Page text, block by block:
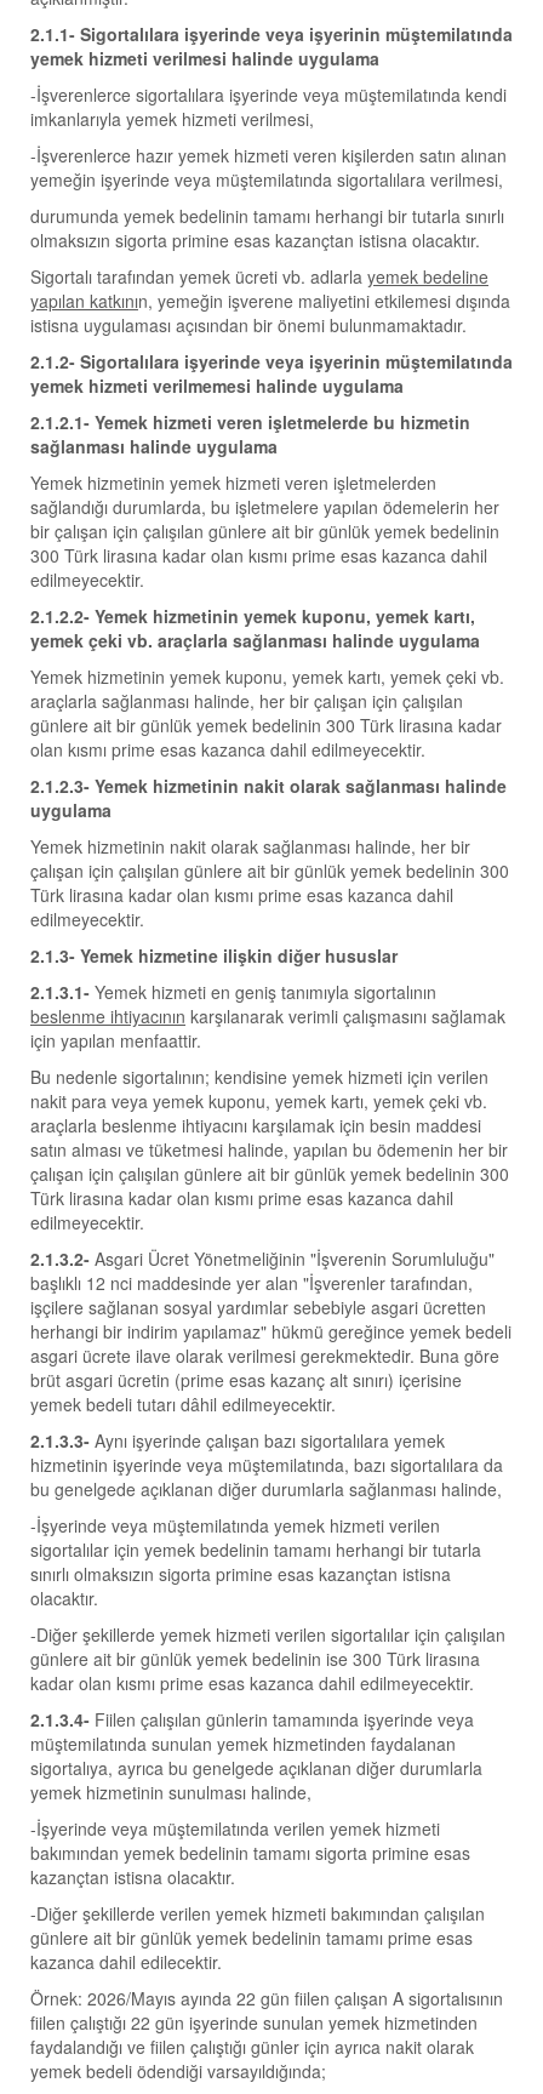
2.1.1- Sigortalılara işyerinde veya işyerinin müştemilatında
yemek hizmeti verilmesi halinde uygulama
-İşverenlerce sigortalılara işyerinde veya müştemilatında kendi
imkanlarıyla yemek hizmeti verilmesi,
-İşverenlerce hazır yemek hizmeti veren kişilerden satın alınan
yemeğin işyerinde veya müştemilatında sigortalılara verilmesi,
durumunda yemek bedelinin tamamı herhangi bir tutarla sınırlı
olmaksızın sigorta primine esas kazançtan istisna olacaktır.
Sigortalı tarafından yemek ücreti vb. adlarla yemek bedeline
yapılan katkının, yemeğin işverene maliyetini etkilemesi dışında
istisna uygulaması açısından bir önemi bulunmamaktadır.
2.1.2- Sigortalılara işyerinde veya işyerinin müştemilatında
yemek hizmeti verilmemesi halinde uygulama
2.1.2.1- Yemek hizmeti veren işletmelerde bu hizmetin
sağlanması halinde uygulama
Yemek hizmetinin yemek hizmeti veren işletmelerden
sağlandığı durumlarda, bu işletmelere yapılan ödemelerin her
bir çalışan için çalışılan günlere ait bir günlük yemek bedelinin
300 Türk lirasına kadar olan kısmı prime esas kazanca dahil
edilmeyecektir.
2.1.2.2- Yemek hizmetinin yemek kuponu, yemek kartı,
yemek çeki vb. araçlarla sağlanması halinde uygulama
Yemek hizmetinin yemek kuponu, yemek kartı, yemek çeki vb.
araçlarla sağlanması halinde, her bir çalışan için çalışılan
günlere ait bir günlük yemek bedelinin 300 Türk lirasına kadar
olan kısmı prime esas kazanca dahil edilmeyecektir.
2.1.2.3- Yemek hizmetinin nakit olarak sağlanması halinde
uygulama
Yemek hizmetinin nakit olarak sağlanması halinde, her bir
çalışan için çalışılan günlere ait bir günlük yemek bedelinin 300
Türk lirasına kadar olan kısmı prime esas kazanca dahil
edilmeyecektir.
2.1.3- Yemek hizmetine ilişkin diğer hususlar
2.1.3.1- Yemek hizmeti en geniş tanımıyla sigortalının
beslenme ihtiyacının karşılanarak verimli çalışmasını sağlamak
için yapılan menfaattir.
Bu nedenle sigortalının; kendisine yemek hizmeti için verilen
nakit para veya yemek kuponu, yemek kartı, yemek çeki vb.
araçlarla beslenme ihtiyacını karşılamak için besin maddesi
satın alması ve tüketmesi halinde, yapılan bu ödemenin her bir
çalışan için çalışılan günlere ait bir günlük yemek bedelinin 300
Türk lirasına kadar olan kısmı prime esas kazanca dahil
edilmeyecektir.
2.1.3.2- Asgari Ücret Yönetmeliğinin "İşverenin Sorumluluğu"
başlıklı 12 nci maddesinde yer alan "İşverenler tarafından,
işçilere sağlanan sosyal yardımlar sebebiyle asgari ücretten
herhangi bir indirim yapılamaz" hükmü gereğince yemek bedeli
asgari ücrete ilave olarak verilmesi gerekmektedir. Buna göre
brüt asgari ücretin (prime esas kazanç alt sınırı) içerisine
yemek bedeli tutarı dâhil edilmeyecektir.
2.1.3.3- Aynı işyerinde çalışan bazı sigortalılara yemek
hizmetinin işyerinde veya müştemilatında, bazı sigortalılara da
bu genelgede açıklanan diğer durumlarla sağlanması halinde,
-İşyerinde veya müştemilatında yemek hizmeti verilen
sigortalılar için yemek bedelinin tamamı herhangi bir tutarla
sınırlı olmaksızın sigorta primine esas kazançtan istisna
olacaktır.
-Diğer şekillerde yemek hizmeti verilen sigortalılar için çalışılan
günlere ait bir günlük yemek bedelinin ise 300 Türk lirasına
kadar olan kısmı prime esas kazanca dahil edilmeyecektir.
2.1.3.4- Fiilen çalışılan günlerin tamamında işyerinde veya
müştemilatında sunulan yemek hizmetinden faydalanan
sigortalıya, ayrıca bu genelgede açıklanan diğer durumlarla
yemek hizmetinin sunulması halinde,
-İşyerinde veya müştemilatında verilen yemek hizmeti
bakımından yemek bedelinin tamamı sigorta primine esas
kazançtan istisna olacaktır.
-Diğer şekillerde verilen yemek hizmeti bakımından çalışılan
günlere ait bir günlük yemek bedelinin tamamı prime esas
kazanca dahil edilecektir.
Örnek: 2026/Mayıs ayında 22 gün fiilen çalışan A sigortalısının
fiilen çalıştığı 22 gün işyerinde sunulan yemek hizmetinden
faydalandığı ve fiilen çalıştığı günler için ayrıca nakit olarak
yemek bedeli ödendiği varsayıldığında;